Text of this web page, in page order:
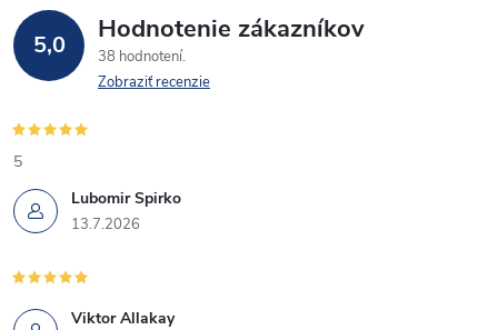
5,0 Hodnotenie zákazníkov
38 hodnotení
Zobraziť recenzie
Lubomir Spirko
13.7.2026
5
Viktor Allakay